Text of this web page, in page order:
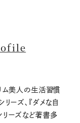
ム美人の生活習慣
ーズ、『ダメな自
リーズなど著書多